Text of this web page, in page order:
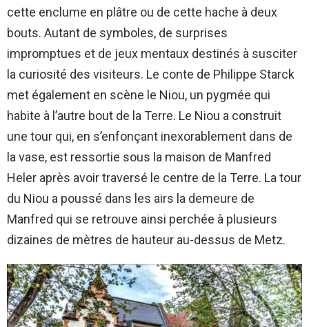
cette enclume en plâtre ou de cette hache à deux
bouts. Autant de symboles, de surprises
impromptues et de jeux mentaux destinés à susciter
la curiosité des visiteurs. Le conte de Philippe Starck
met également en scène le Niou, un pygmée qui
habite à l’autre bout de la Terre. Le Niou a construit
une tour qui, en s’enfonçant inexorablement dans de
la vase, est ressortie sous la maison de Manfred
Heler après avoir traversé le centre de la Terre. La tour
du Niou a poussé dans les airs la demeure de
Manfred qui se retrouve ainsi perchée à plusieurs
dizaines de mètres de hauteur au-dessus de Metz.